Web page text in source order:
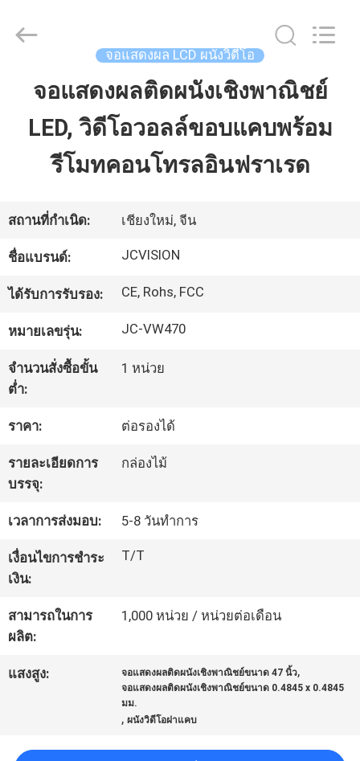
บ้าน
ผลิตภัณฑ์
เกี่ยว
กับ
เรา
โรงงาน
คุณภาพ
ติดต่อ
เรา
ข่าว
Shenzhen
Junction
จอแสดงผล LCD ผนังวิดีโอ
จอแสดงผลติดผนังเชิงพาณิชย์
LED, วิดีโอวอลล์ขอบแคบพร้อม
รีโมทคอนโทรลอินฟราเรด
สถานที่กำเนิด: เชียงใหม่, จีน
ชื่อแบรนด์: JCVISION
ได้รับการรับรอง: CE, Rohs, FCC
หมายเลขรุ่น: JC-VW470
จำนวนสั่งซื้อขั้น
ต่ำ:
1 หน่วย
ราคา: ต่อรองได้
รายละเอียดการ
บรรจุ:
กล่องไม้
เวลาการส่งมอบ: 5-8 วันทําการ
เงื่อนไขการชำระ
เงิน:
T/T
สามารถในการ
ผลิต:
1,000 หน่วย / หน่วยต่อเดือน
แสงสูง: จอแสดงผลติดผนังเชิงพาณิชย์ขนาด 47 นิ้ว,
จอแสดงผลติดผนังเชิงพาณิชย์ขนาด 0.4845 x 0.4845
มม.
,ผนังวิดีโอฝาแคบ